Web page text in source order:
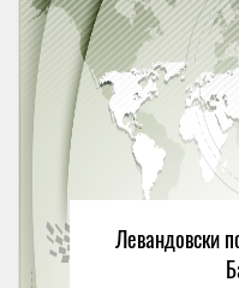
Левандовски